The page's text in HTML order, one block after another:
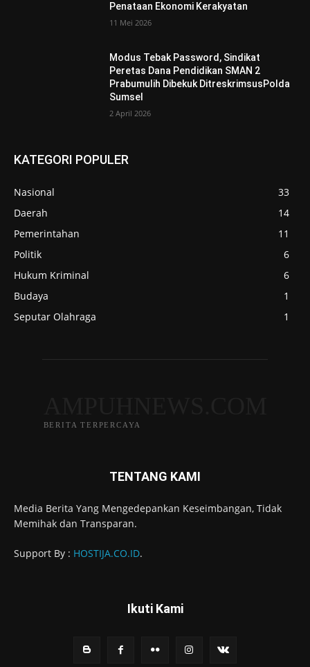
Penataan Ekonomi Kerakyatan
11 Mei 2026
Modus Tebak Password, Sindikat
Peretas Dana Pendidikan SMAN 2
Prabumulih Dibekuk DitreskrimsusPolda
Sumsel
2 April 2026
KATEGORI POPULER
Nasional
33
Daerah
14
Pemerintahan
11
Politik
6
Hukum Kriminal
6
Budaya
1
Seputar Olahraga
1
BERITA TERPERCAYA
TENTANG KAMI
Media Berita Yang Mengedepankan Keseimbangan, Tidak
Memihak dan Transparan.
Support By : HOSTIJA.CO.ID.
Ikuti Kami